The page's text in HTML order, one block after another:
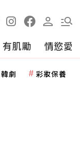
有肌勵 情慾愛
韓劇 彩妝保養